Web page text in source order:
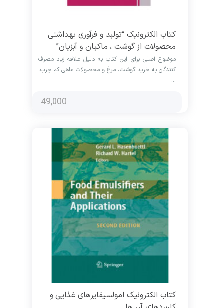
کتاب الکترونیک “تولید و فرآوری بهداشتی
محصولات از گوشت ، ماکیان و آبزیان”
موضوع اصلی برای این کتاب به دلیل علاقه زیاد مصرف
کنندگان به خرید گوشت، مرغ و محصولات ماهی کم چرب،
…
49,000
کتاب الکترونیک امولسیفایرهای غذایی و